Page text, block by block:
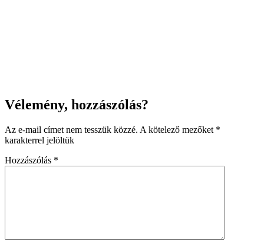
Vélemény, hozzászólás?
Az e-mail címet nem tesszük közzé. A kötelező mezőket *
karakterrel jelöltük
Hozzászólás *